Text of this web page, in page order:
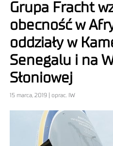
Grupa Fracht
obecność w
oddziały w
Senegalu i na
Słoniowej
15 marca, 2019 | oprac. IW